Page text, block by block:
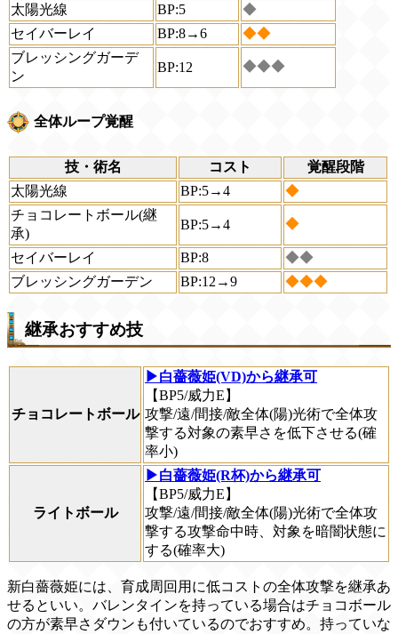
太陽光線
BP:5
◆
セイバーレイ
BP:8→6
◆◆
ブレッシングガーデ
ン
BP:12 ◆◆◆
全体ループ覚醒
技・術名 コスト
覚醒段階
太陽光線
BP:5→4
◆
チョコレートボール(継
承)
BP:5→4 ◆
セイバーレイ BP:8
◆◆
ブレッシングガーデン
BP:12→9 ◆◆◆
継承おすすめ技
チョコレートボール
▶白薔薇姫(VD)から継承可
【BP5/威力E】
攻撃/遠/間接/敵全体(陽)光術で全体攻
撃する対象の素早さを低下させる(確
率小)
ライトボール
▶白薔薇姫(R杯)から継承可
【BP5/威力E】
攻撃/遠/間接/敵全体(陽)光術で全体攻
撃する攻撃命中時、対象を暗闇状態に
する(確率大)
新白薔薇姫には、育成周回用に低コストの全体攻撃を継承あ
せるといい。バレンタインを持っている場合はチョコボール
の方が素早さダウンも付いているのでおすすめ。持っていな